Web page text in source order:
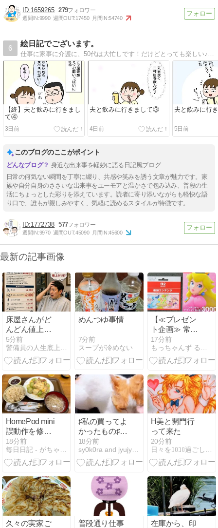
1659265 279
週間IN:9990 週間OUT:17450 月間IN:54740
6
絵日記でございます。
仕事に家事に介護に、50代は大忙しです！だけどとっても楽しい♪そんな日常を絵日記で書いています。
【終】夫と飲みに行きまし
て④
3日前
夫と飲みに行きまして③
4日前
夫と飲みに行
5日前
このブログのここがポイント
身近な出来事を軽妙に語る日記風ブログ
日常の何気ない瞬間を丁寧に綴り、共感や笑みを誘う文章が魅力です。家
族や自分自身のささいな出来事をユーモアと温かさで包み込み、普段の生
活にちょっとした彩りを添えています。読者に寄り添いながらも軽快な語
り口で、誰もが親しみやすく、気軽に読めるスタイルが特徴です。
1772738 577
週間IN:9970 週間OUT:45090 月間IN:45600
最新の記事画像
床屋さんがど
んどん値上が
るよ
5分前
警備員の人生底上げブログ「ウントコショ」
めんつゆ事情
7分前
スープが冷めない
【≪プレゼン
ト企画≫ 常連
様に謝罪の
『緊急プレゼ
ント企画2026
(2026/08/09
[29記事目])
17分前
もっちゃんず る〜む
HomePod mini
誤動作を修復
してみる
18分前
毎日日記 - がちゃんが気になった話題を書き散らす
♯私の買ってよ
かったもの♯わ
んこの牛乳♯朝
夕のお散歩♯毎
日飲む ♯心理
の子みてみて
18分前
sy0k0ra and jyujyu and AI
H美と開門行
って来た
20分前
日々をｺﾛｺﾛ過ごしますｗ
久々の実家ご
普段通り仕事
在庫から、印